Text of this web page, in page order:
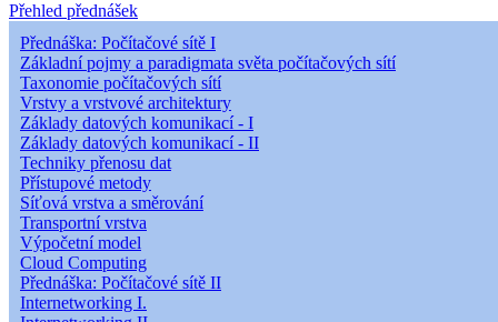
Přehled přednášek
Přednáška: Počítačové sítě I
Základní pojmy a paradigmata světa počítačových sítí
Taxonomie počítačových sítí
Vrstvy a vrstvové architektury
Základy datových komunikací - I
Základy datových komunikací - II
Techniky přenosu dat
Přístupové metody
Síťová vrstva a směrování
Transportní vrstva
Výpočetní model
Cloud Computing
Přednáška: Počítačové sítě II
Internetworking I.